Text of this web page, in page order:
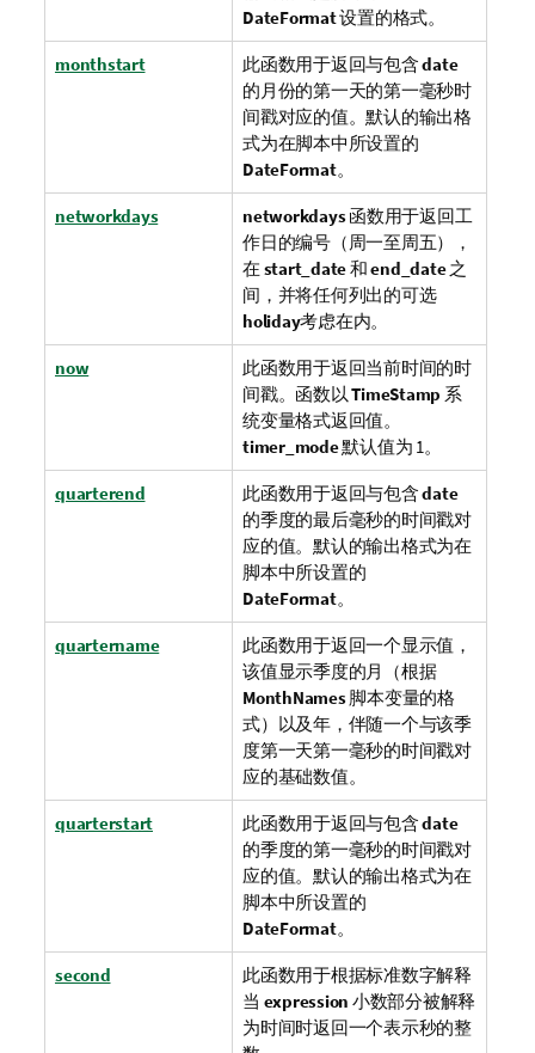
DateFormat设置的格式。
monthstart 此函数用于返回与包含date
的月份的第一天的第一毫秒时
间戳对应的值。默认的输出格
式为在脚本中所设置的
DateFormat。
networkdays networkdays函数用于返回工
作日的编号（周一至周五），
在 start_date和end_date之
间，并将任何列出的可选
holiday考虑在内。
now
此函数用于返回当前时间的时
间戳。函数以TimeStamp 系
统变量格式返回值。
timer_mode默认值为 1。
quarterend 此函数用于返回与包含date
的季度的最后毫秒的时间戳对
应的值。默认的输出格式为在
脚本中所设置的
DateFormat。
quartername
此函数用于返回一个显示值，
该值显示季度的月（根据
MonthNames脚本变量的格
式）以及年，伴随一个与该季
度第一天第一毫秒的时间戳对
应的基础数值。
quarterstart 此函数用于返回与包含date
的季度的第一毫秒的时间戳对
应的值。默认的输出格式为在
脚本中所设置的
DateFormat。
second
此函数用于根据标准数字解释
当 expression 小数部分被解释
为时间时返回一个表示秒的整